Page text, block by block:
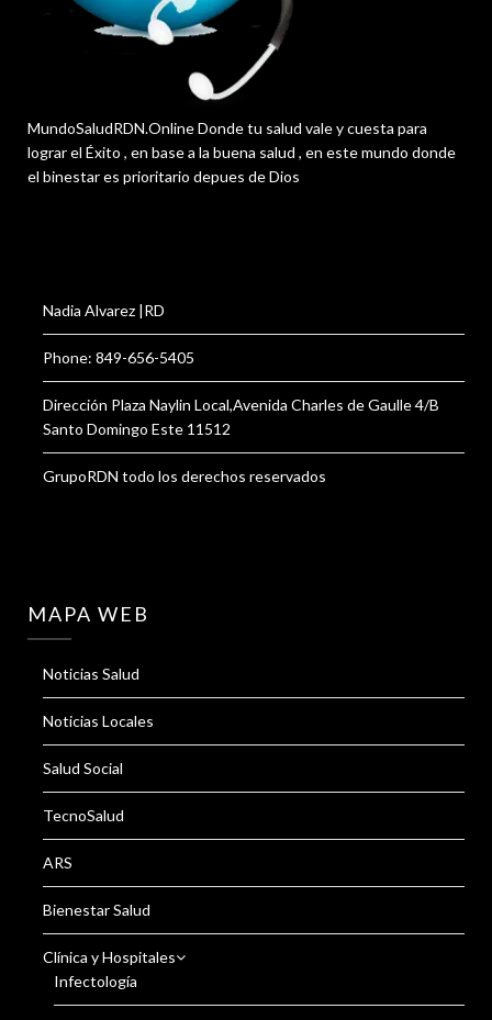
MundoSaludRDN.Online Donde tu salud vale y cuesta para
lograr el Éxito , en base a la buena salud , en este mundo donde
el binestar es prioritario depues de Dios
Nadia Alvarez |RD
Phone: 849-656-5405
Dirección Plaza Naylin Local,Avenida Charles de Gaulle 4/B
Santo Domingo Este 11512
GrupoRDN todo los derechos reservados
MAPA WEB
Noticias Salud
Noticias Locales
Salud Social
TecnoSalud
ARS
Bienestar Salud
Clínica y Hospitales
Infectología